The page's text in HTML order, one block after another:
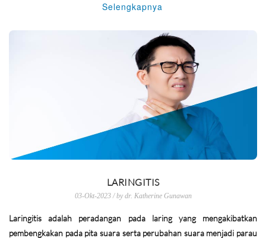
Selengkapnya
LARINGITIS
03-Okt-2023 / by dr. Katherine Gunawan
Laringitis adalah peradangan pada laring yang mengakibatkan
pembengkakan pada pita suara serta perubahan suara menjadi parau